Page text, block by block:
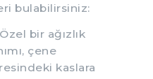
bulabilirsiniz:
bir ağızlık
çene
kaslara